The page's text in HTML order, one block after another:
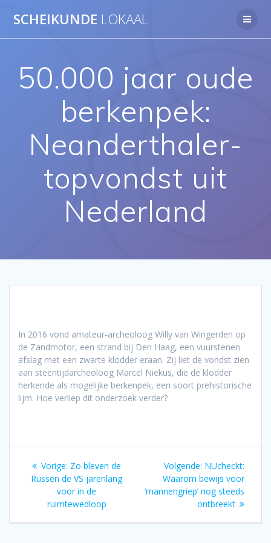
naar
SCHEIKUNDE LOKAAL
50.000 jaar oude
berkenpek:
Neanderthaler-
topvondst uit
Nederland
In 2016 vond amateur-archeoloog Willy van Wingerden op
de Zandmotor, een strand bij Den Haag, een vuurstenen
afslag met een zwarte klodder eraan. Zij liet de vondst zien
aan steentijdarcheoloog Marcel Niekus, die de klodder
herkende als mogelijke berkenpek, een soort prehistorische
lijm. Hoe verliep dit onderzoek verder?
Bericht
navigatie
Vorige: Vorig
bericht:
Zo bleven de
Russen de VS jarenlang
voor in de
ruimtewedloop
Volgende: Volgend
bericht:
NUcheckt:
Waarom bewijs voor
‘mannengriep’ nog steeds
ontbreekt